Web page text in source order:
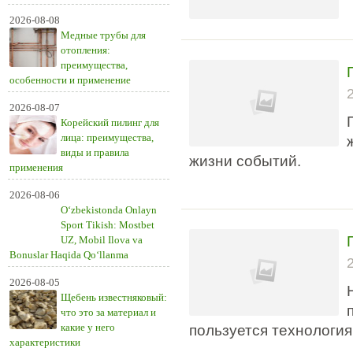
2026-08-08
Медные трубы для
отопления:
преимущества,
особенности и применение
2026-08-07
Корейский пилинг для
лица: преимущества,
виды и правила
применения
2026-08-06
O‘zbekistonda Onlayn
Sport Tikish: Mostbet
UZ, Mobil Ilova va
Bonuslar Haqida Qo‘llanma
2026-08-05
Щебень известняковый:
что это за материал и
какие у него
характеристики
жизни событий.
пользуется